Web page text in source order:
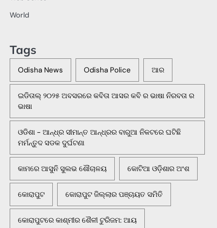
World
Tags
Odisha News Odisha Police ଆର
ଇଡିତାଲ୍ ୨୦୨୫ ଅବସରରେ କବିତା ଆସର କବି ର ଭାଷା ନିରବତା ର
ଭାଷା
ଓଡିଶା - ଆନ୍ଧ୍ର ସୀମାନ୍ତ ଆନ୍ଧ୍ରର ବାରୁଆ ନିକଟରେ ଘଟିଛି
ମର୍ମନ୍ତୁଦ ସଡକ ଦୁର୍ଘଟଣା
କାମରେ ଆସୁନି ସୁଲଭ ଶୌଚାଳୟ କୋଟିଆ ଓଡ଼ିଶାର ଅଂଶ
କୋରାପୁଟ କୋରାପୁଟ ଜିଲ୍ଲାର ପଞ୍ଚାୟତ ସମିତି
କୋରାପୁଟରେ କାଶ୍ମୀର ଶୈଳୀ ଟୁରିଜମ: ଆୟ